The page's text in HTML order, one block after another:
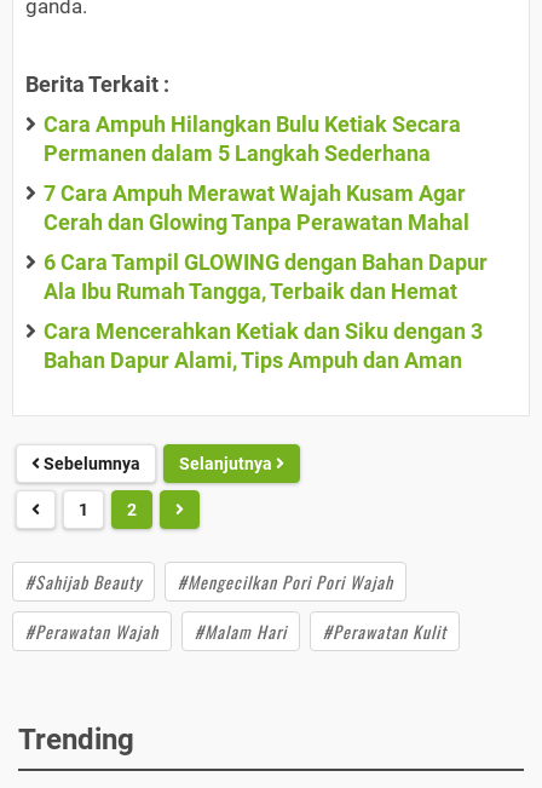
ganda.
Berita Terkait :
Cara Ampuh Hilangkan Bulu Ketiak Secara
Permanen dalam 5 Langkah Sederhana
7 Cara Ampuh Merawat Wajah Kusam Agar
Cerah dan Glowing Tanpa Perawatan Mahal
6 Cara Tampil GLOWING dengan Bahan Dapur
Ala Ibu Rumah Tangga, Terbaik dan Hemat
Cara Mencerahkan Ketiak dan Siku dengan 3
Bahan Dapur Alami, Tips Ampuh dan Aman
Sebelumnya Selanjutnya
1 2
#Sahijab Beauty
#Mengecilkan Pori Pori Wajah
#Perawatan Wajah
#Malam Hari #Perawatan Kulit
Trending